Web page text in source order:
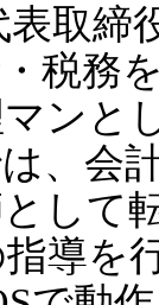
表取締
税務
ンと
、会
して
導を